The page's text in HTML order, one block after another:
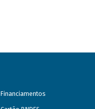
Financiamentos